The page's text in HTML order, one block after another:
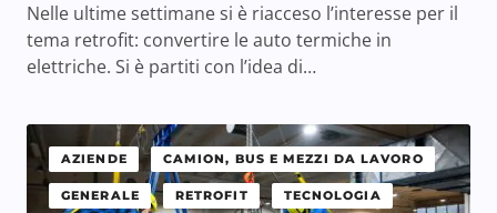
Nelle ultime settimane si è riacceso l’interesse per il
tema retrofit: convertire le auto termiche in
elettriche. Si è partiti con l’idea di…
AZIENDE CAMION, BUS E MEZZI DA LAVORO
GENERALE RETROFIT TECNOLOGIA